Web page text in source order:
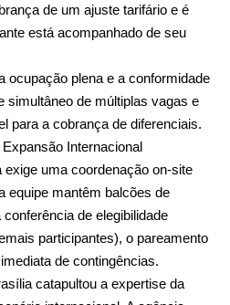
de um ajuste tarifário e é
está acompanhado de seu
ocupação plena e a conformidade
simultâneo de múltiplas vagas e
para a cobrança de diferenciais.
Internacional
uma coordenação on-site
equipe mantêm balcões de
de elegibilidade
participantes), o pareamento
de contingências.
catapultou a expertise da